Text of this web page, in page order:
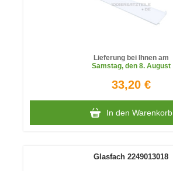
Lieferung bei Ihnen am
Samstag, den 8. August
33,20 €
In den Warenkorb
Glasfach 2249013018